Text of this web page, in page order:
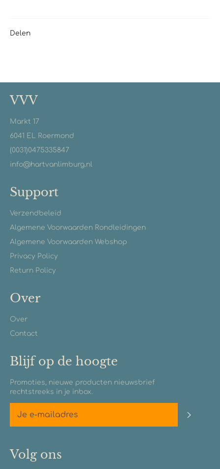
Delen
VVV
Markt 17
6041 EL Roermond
(0031)0475335847
info@hartvanlimburg.nl
Support
Verzendbeleid
Algemene Voorwaarden Rondleidingen
Algemene Voorwaarden Webshop
Privacy Policy
Return Policy
Over
Over
Contact
Blijf op de hoogte
Promoties, nieuwe producten nieuwsbrief
rechtstreeks in je inbox.
Volg ons